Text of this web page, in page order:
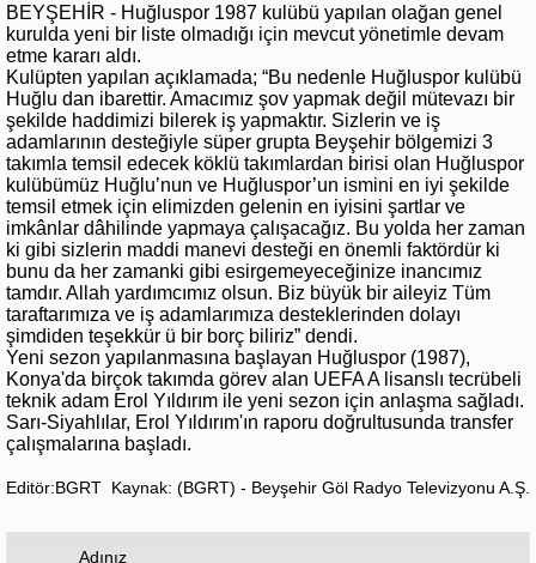
BEYŞEHİR - Huğluspor 1987 kulübü yapılan olağan genel
kurulda yeni bir liste olmadığı için mevcut yönetimle devam
etme kararı aldı.
Kulüpten yapılan açıklamada; “Bu nedenle Huğluspor kulübü
Huğlu dan ibarettir. Amacımız şov yapmak değil mütevazı bir
şekilde haddimizi bilerek iş yapmaktır. Sizlerin ve iş
adamlarının desteğiyle süper grupta Beyşehir bölgemizi 3
takımla temsil edecek köklü takımlardan birisi olan Huğluspor
kulübümüz Huğlu’nun ve Huğluspor’un ismini en iyi şekilde
temsil etmek için elimizden gelenin en iyisini şartlar ve
imkânlar dâhilinde yapmaya çalışacağız. Bu yolda her zaman
ki gibi sizlerin maddi manevi desteği en önemli faktördür ki
bunu da her zamanki gibi esirgemeyeceğinize inancımız
tamdır. Allah yardımcımız olsun. Biz büyük bir aileyiz Tüm
taraftarımıza ve iş adamlarımıza desteklerinden dolayı
şimdiden teşekkür ü bir borç biliriz” dendi.
Yeni sezon yapılanmasına başlayan Huğluspor (1987),
Konya'da birçok takımda görev alan UEFA A lisanslı tecrübeli
teknik adam Erol Yıldırım ile yeni sezon için anlaşma sağladı.
Sarı-Siyahlılar, Erol Yıldırım'ın raporu doğrultusunda transfer
çalışmalarına başladı.
Editör:BGRT Kaynak: (BGRT) - Beyşehir Göl Radyo Televizyonu A.Ş.
Adınız